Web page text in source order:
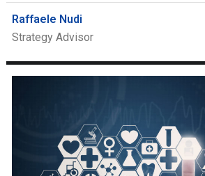
Raffaele Nudi
Strategy Advisor